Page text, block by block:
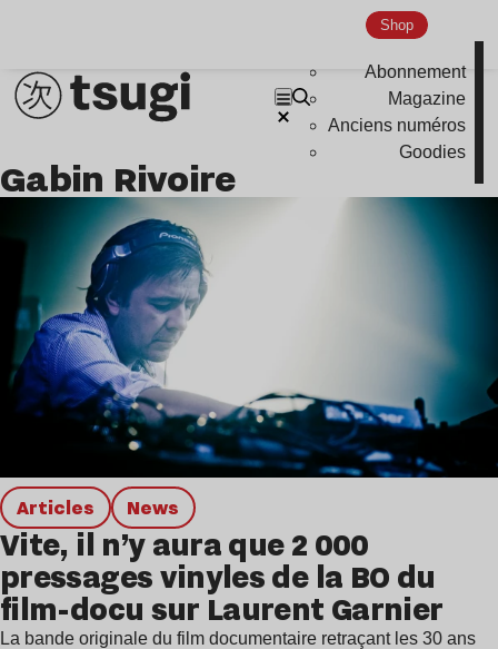
Shop
Abonnement
Magazine
Anciens numéros
Goodies
Gabin Rivoire
Articles news
Vite, il n’y aura que 2 000
pressages vinyles de la BO du
film-docu sur Laurent Garnier
La bande originale du film documentaire retraçant les 30 ans